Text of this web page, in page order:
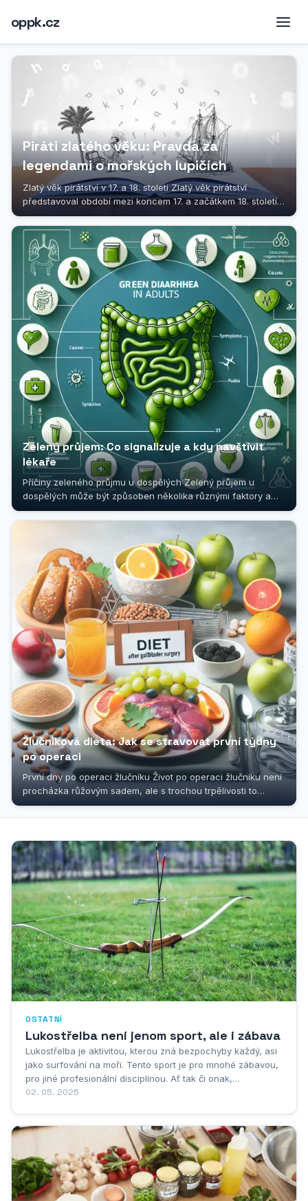
oppk.cz
Piráti zlatého věku: Pravda za
legendami o mořských lupičích
Zlatý věk pirátství v 17. a 18. století Zlatý věk pirátství
představoval období mezi koncem 17. a začátkem 18. století,
kdy loupeživé...
Zelený průjem: Co signalizuje a kdy navštívit
lékaře
Příčiny zeleného průjmu u dospělých Zelený průjem u
dospělých může být způsoben několika různými faktory a
jeho výskyt by neměl...
Žlučníková dieta: Jak se stravovat první týdny
po operaci
První dny po operaci žlučníku Život po operaci žlučníku není
procházka růžovým sadem, ale s trochou trpělivosti to
společně...
OSTATNÍ
Lukostřelba není jenom sport, ale i zábava
Lukostřelba je aktivitou, kterou zná bezpochyby každý, asi
jako surfování na moři. Tento sport je pro mnohé zábavou,
pro jiné profesionální disciplínou. Ať tak či onak,
potřebujete to správné vybavení a měli byste vědět, jaké
02. 05. 2025